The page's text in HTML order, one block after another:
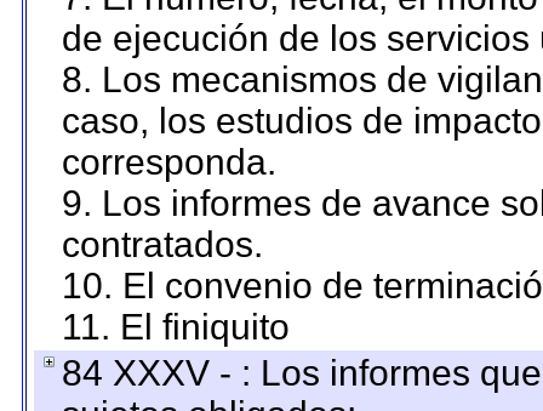
de ejecución de los servicios
8. Los mecanismos de
caso, los estudios de
corresponda.
9. Los informes de avance
contratados.
10. El convenio de
11. El finiquito
84 XXXV - : Los informes